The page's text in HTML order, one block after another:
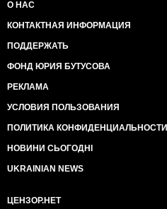
О НАС
КОНТАКТНАЯ ИНФОРМАЦИЯ
ПОДДЕРЖАТЬ
ФОНД ЮРИЯ БУТУСОВА
РЕКЛАМА
УСЛОВИЯ ПОЛЬЗОВАНИЯ
ПОЛИТИКА КОНФИДЕНЦИАЛЬНОСТИ
НОВИНИ СЬОГОДНІ
UKRAINIAN NEWS
ЦЕНЗОР.НЕТ